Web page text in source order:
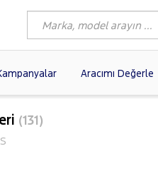
Aracımı Değerle
(131)